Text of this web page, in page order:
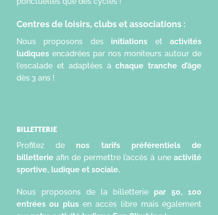
Centres de loisirs, clubs et associations :
Nous proposons des initiations etactivités
ludiquesencadrées par nos moniteurs autour de
l’escalade et adaptées àchaque tranche d’âge
dès 3 ans !
BILLETTERIE
Profitez de nos tarifs préférentiels de
billetterieafin de permettre l’accès à uneactivité
sportive, ludique et sociale.
Nous proposons de la billetterie par 50, 100
entrées ou plus en accès libre mais également